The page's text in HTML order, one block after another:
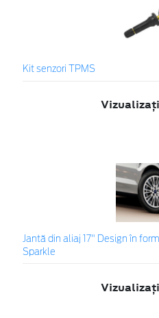
Kit senzori TPMS
Jantă din aliaj 17" Design în
Sparkle